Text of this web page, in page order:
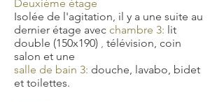
Deuxième étage
Isolée de l'agitation, il y a une suite au
dernier étage avec chambre 3: lit
double (150x190) , télévision, coin
salon et une
salle de bain 3: douche, lavabo, bidet
et toilettes.